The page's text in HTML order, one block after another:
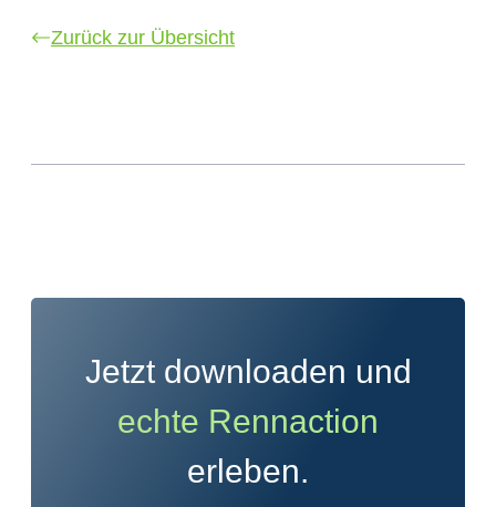
Zurück zur Übersicht
Jetzt downloaden und
echte Rennaction
erleben.